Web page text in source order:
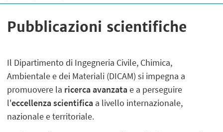
Pubblicazioni scientifiche
Il Dipartimento di Ingegneria Civile, Chimica,
Ambientale e dei Materiali (DICAM) si impegna a
promuovere la ricerca avanzatae a perseguire
l'eccellenza scientifica a livello internazionale,
nazionale e territoriale.